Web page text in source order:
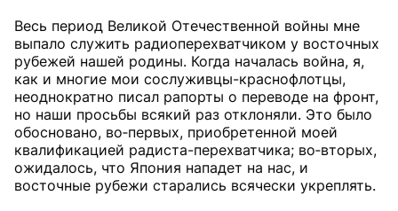
Весь период Великой Отечественной войны мне
выпало служить радиоперехватчиком у восточных
рубежей нашей родины. Когда началась война, я,
как и многие мои сослуживцы-краснофлотцы,
неоднократно писал рапорты о переводе на фронт,
но наши просьбы всякий раз отклоняли. Это было
обосновано, во‑первых, приобретенной моей
квалификацией радиста-перехватчика; во‑вторых,
ожидалось, что Япония нападет на нас, и
восточные рубежи старались всячески укреплять.